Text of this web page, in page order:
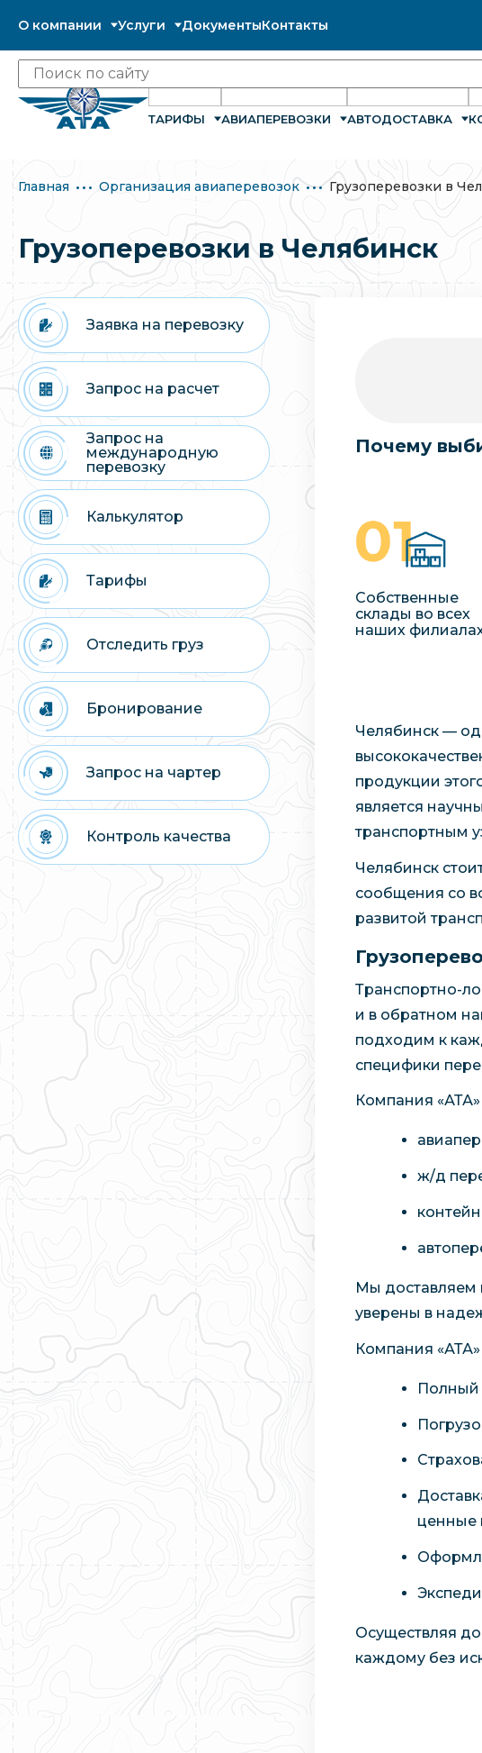
О компании Услуги ДокументыКонтакты
ТАРИФЫ АВИАПЕРЕВОЗКИ АВТОДОСТАВКА
Главная Организация авиаперевозок Грузоперевозки в
Грузоперевозки в Челябинск
Заявка на перевозку
Запрос на расчет
Запрос на
международную
перевозку
Калькулятор
Тарифы
Отследить груз
Бронирование
Запрос на чартер
Контроль качества
Почему
Собственные
склады во всех
наших
Челябинск —
продукции
является
транспортным
Челябинск
сообщения со
развитой
Транспортно-
и в обратном
подходим к
специфики
Компания
ж/д
Мы доставляем
уверены в
Компания «АТА»
Полный
ценные
Осуществляя
каждому без